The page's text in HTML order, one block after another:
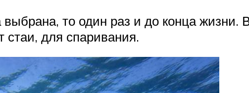
то один раз и до конца жизни.
стаи, для спаривания.